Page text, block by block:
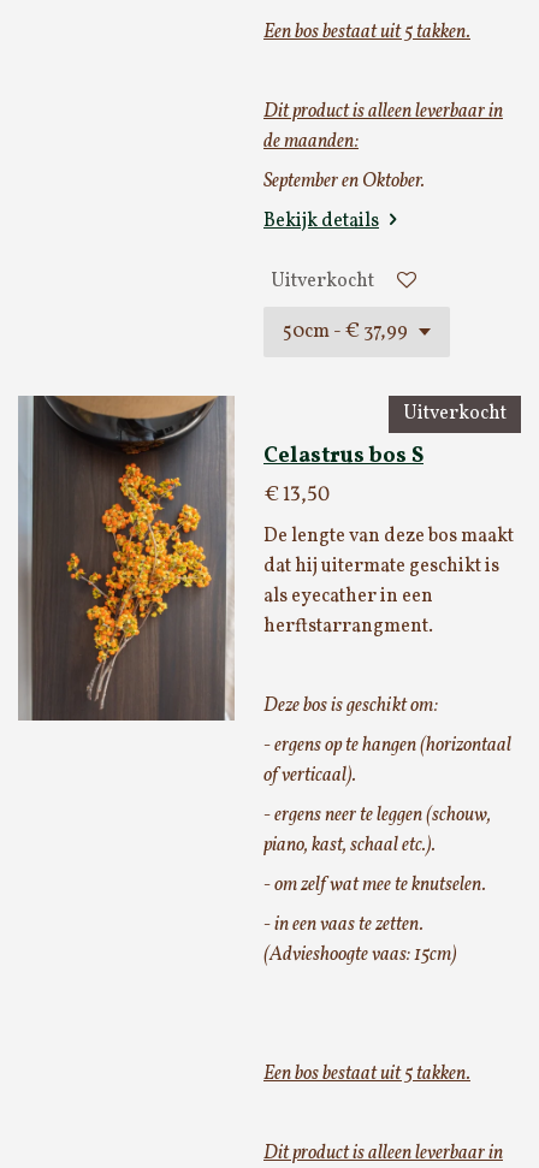
Een bos bestaat uit 5 takken.
Dit product is alleen leverbaar in
de maanden:
September en Oktober.
Bekijk details
Uitverkocht
Uitverkocht
Celastrus bos S
€ 13,50
De lengte van deze bos maakt
dat hij uitermate geschikt is
als eyecather in een
herftstarrangment.
Deze bos is geschikt om:
- ergens op te hangen (horizontaal
of verticaal).
- ergens neer te leggen (schouw,
piano, kast, schaal etc.).
- om zelf wat mee te knutselen.
- in een vaas te zetten.
(Advieshoogte vaas: 15cm)
Een bos bestaat uit 5 takken.
Dit product is alleen leverbaar in